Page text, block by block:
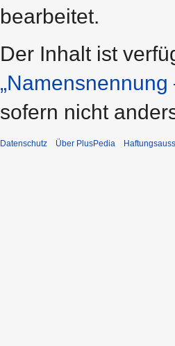
bearbeitet.
Der Inhalt ist
sofern nicht
Datenschutz Über PlusPedia